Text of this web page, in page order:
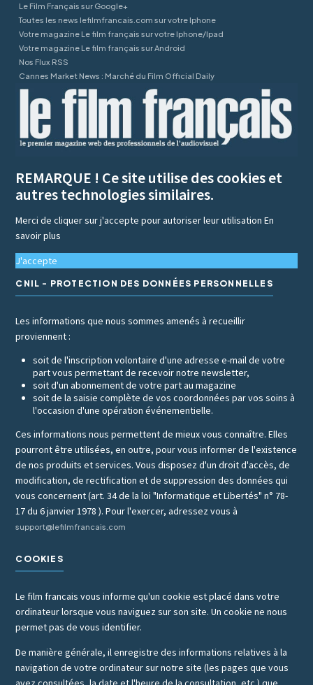
Le Film Français sur Google+
Toutes les news lefilmfrancais.com sur votre Iphone
Votre magazine Le film français sur votre Iphone/Ipad
Votre magazine Le film français sur Android
Nos Flux RSS
Cannes Market News : Marché du Film Official Daily
REMARQUE ! Ce site utilise des cookies et
autres technologies similaires.
Merci de cliquer sur j'accepte pour autoriser leur utilisationEn
savoir plus
J'accepte
CNIL - PROTECTION DES DONNÉES PERSONNELLES
Les informations que nous sommes amenés à recueillir
proviennent :
soit de l'inscription volontaire d'une adresse e-mail de votre
part vous permettant de recevoir notre newsletter,
soit d'un abonnement de votre part au magazine
soit de la saisie complète de vos coordonnées par vos soins à
l'occasion d'une opération événementielle.
Ces informations nous permettent de mieux vous connaître. Elles
pourront être utilisées, en outre, pour vous informer de l'existence
de nos produits et services. Vous disposez d'un droit d'accès, de
modification, de rectification et de suppression des données qui
vous concernent (art. 34 de la loi "Informatique et Libertés" n° 78-
17 du 6 janvier 1978 ). Pour l'exercer, adressez vous à
support@lefilmfrancais.com
COOKIES
Le film francais vous informe qu'un cookie est placé dans votre
ordinateur lorsque vous naviguez sur son site. Un cookie ne nous
permet pas de vous identifier.
De manière générale, il enregistre des informations relatives à la
navigation de votre ordinateur sur notre site (les pages que vous